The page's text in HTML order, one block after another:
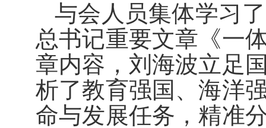
与会人员集体学习
总书记重要文章《一
章内容，刘海波立足
析了教育强国、海洋
命与发展任务，精准